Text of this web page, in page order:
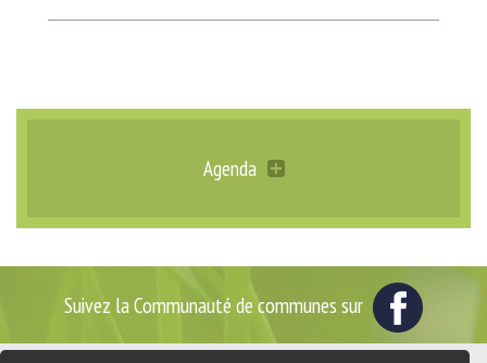
Agenda
Suivez la Communauté de communes sur